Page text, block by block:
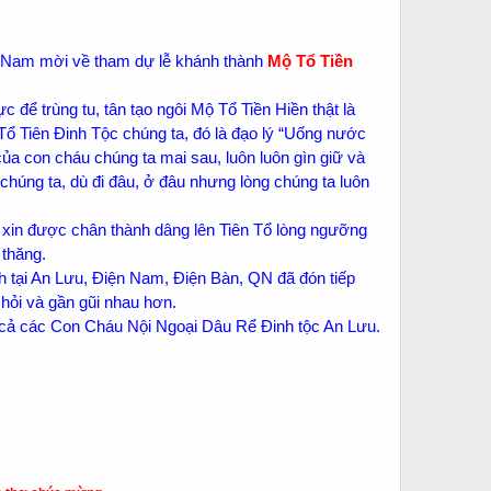
mời về tham dự lễ khánh thành Mộ Tổ Tiền
để trùng tu, tân tạo ngôi Mộ Tổ Tiền Hiền thật là
Tiên Đinh Tộc chúng ta, đó là đạo lý “Uống nước
con cháu chúng ta mai sau, luôn luôn gìn giữ và
ta, dù đi đâu, ở đâu nhưng lòng chúng ta luôn
được chân thành dâng lên Tiên Tổ lòng ngưỡng
An Lưu, Điện Nam, Điện Bàn, QN đã đón tiếp
và gần gũi nhau hơn.
các Con Cháu Nội Ngoại Dâu Rể Đinh tộc An Lưu.